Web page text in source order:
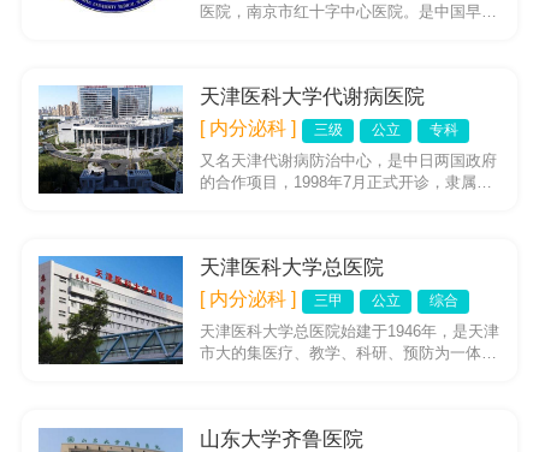
医院，南京市红十字中心医院。是中国早建
天津医科大学代谢病医院
[ 内分泌科 ] 三级 公立 专科
又名天津代谢病防治中心，是中日两国政府
的合作项目，1998年7月正式开诊，隶属天
天津医科大学总医院
[ 内分泌科 ] 三甲 公立 综合
天津医科大学总医院始建于1946年，是天津
市大的集医疗、教学、科研、预防为一体的
山东大学齐鲁医院